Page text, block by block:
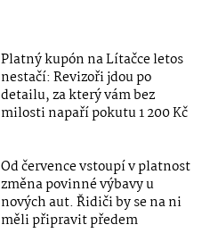
Platný kupón na Lítačce letos
nestačí: Revizoři jdou po
detailu, za který vám bez
milosti napaří pokutu 1 200 Kč
Od července vstoupí v platnost
změna povinné výbavy u
nových aut. Řidiči by se na ni
měli připravit předem